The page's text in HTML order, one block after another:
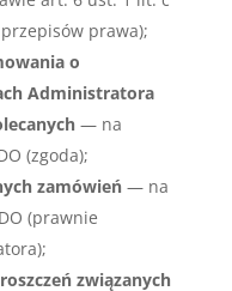
prawa);
o
Administratora
— na
(zgoda);
zamówień— na
(prawnie
związanych